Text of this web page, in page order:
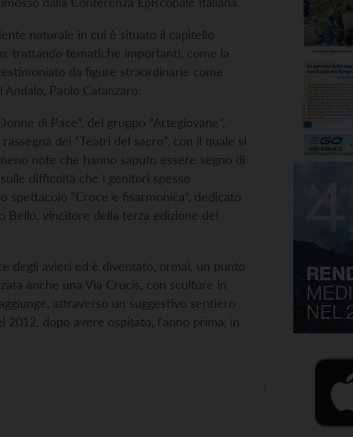
naturale in cui è situato il capitello
trattando tematiche importanti, come la
da figure straordinarie come
Paolo Catanzaro.
di Pace”, del gruppo “Artegiovane”,
dei “Teatri del sacro”, con il quale si
note che hanno saputo essere segno di
difficoltà che i genitori spesso
spettacolo “Croce e fisarmonica”, dedicato
Bello, vincitore della terza edizione dei
degli avieri ed è diventato, ormai, un punto
anche una Via Crucis, con sculture in
attraverso un suggestivo sentiero
2012, dopo avere ospitato, l'anno prima, in